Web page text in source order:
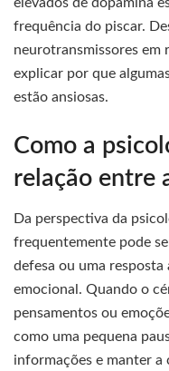
elevados de dopamina
frequência do piscar.
neurotransmissores em
explicar por que
estão ansiosas.
Como a
relação entre
Da perspectiva da
frequentemente pode
defesa ou uma
emocional. Quando o
pensamentos ou
como uma pequena
informações e manter a